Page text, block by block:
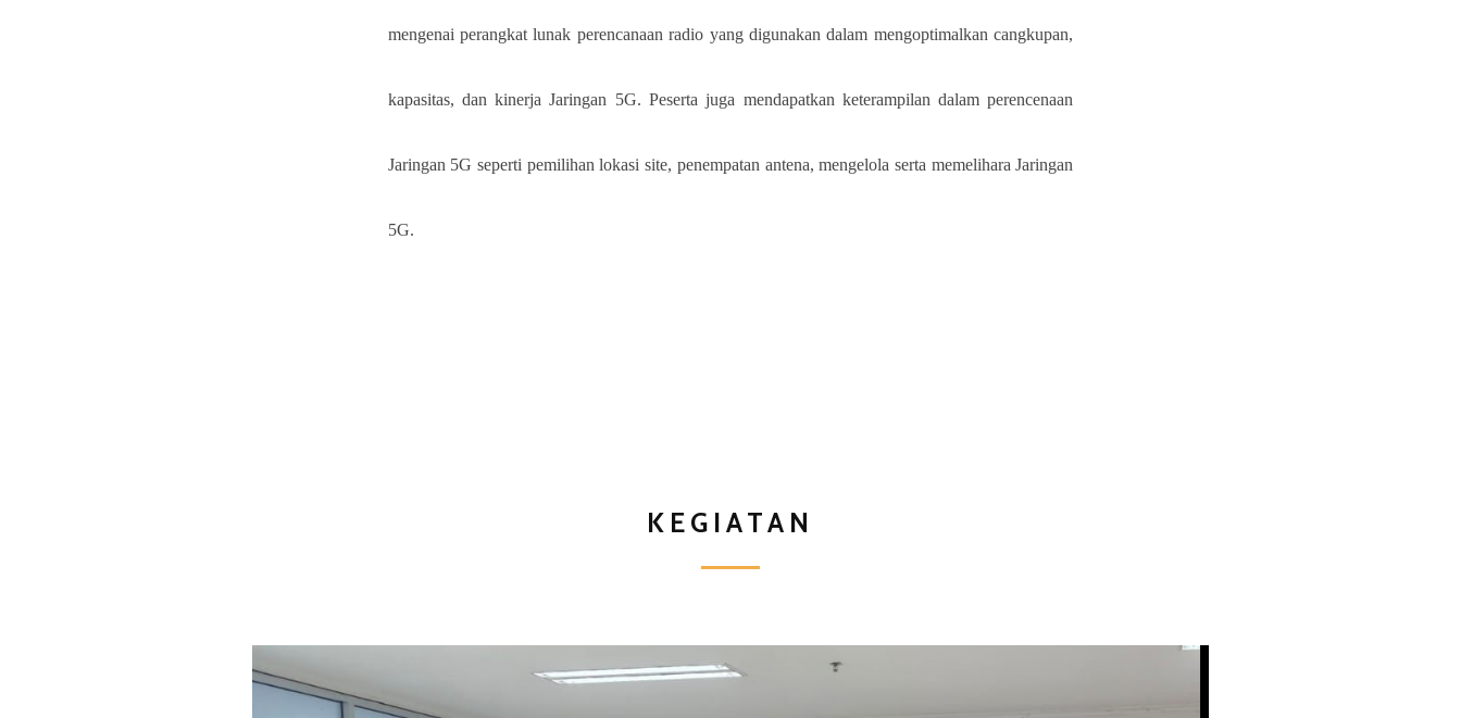
mengenai perangkat lunak perencanaan radio yang digunakan dalam mengoptimalkan cangkupan,
kapasitas, dan kinerja Jaringan 5G. Peserta juga mendapatkan keterampilan dalam perencenaan
Jaringan 5G seperti pemilihan lokasi site, penempatan antena, mengelola serta memelihara Jaringan
5G.
KEGIATAN